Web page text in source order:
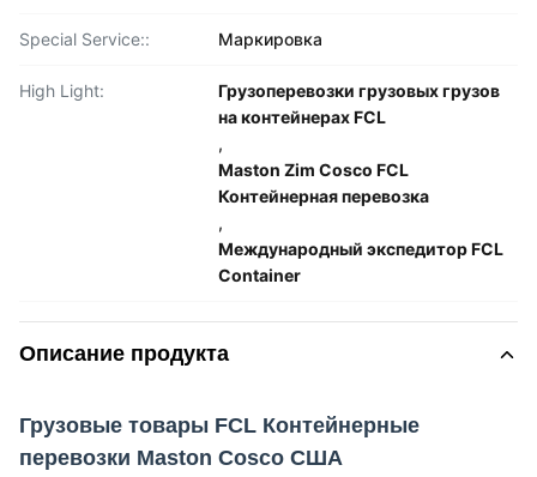
Special Service:: Маркировка
High Light:
Грузоперевозки грузовых грузов
на контейнерах FCL
,
Maston Zim Cosco FCL
Контейнерная перевозка
,
Международный экспедитор FCL
Container
Описание продукта
Грузовые товары FCL Контейнерные
перевозки Maston Cosco США